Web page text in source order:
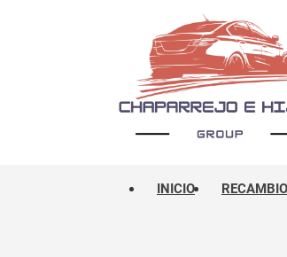
INICIO